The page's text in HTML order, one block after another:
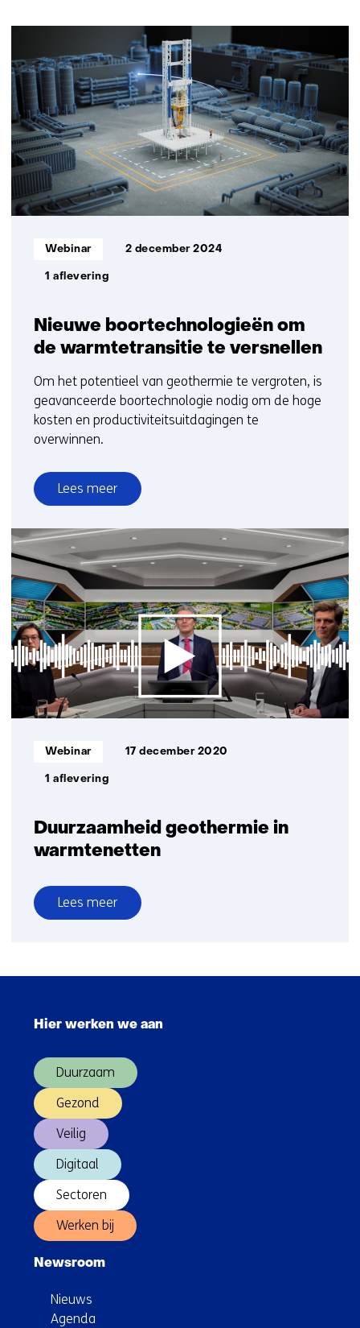
(Neem
contact
met
ons
op)
resultaten,
getoond
1
t/m
2
Nieuwe boortechnologieën om
de warmtetransitie te versnellen
Informatietype:
Webinar 2 december 2024
1 aflevering
Om het potentieel van geothermie te vergroten, is
geavanceerde boortechnologie nodig om de hoge
kosten en productiviteitsuitdagingen te
overwinnen.
Lees meer
over
Nieuwe
boortechnologieën
om
de
warmtetransitie
te
versnellen
Duurzaamheid geothermie in
warmtenetten
Informatietype:
Webinar 17 december 2020
1 aflevering
Lees meer
over
in
Hier werken we aan
Duurzaam
Gezond
Veilig
Digitaal
Sectoren
Werken bij
Newsroom
Nieuws
Agenda